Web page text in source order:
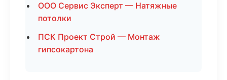
ООО Сервис Эксперт — Натяжные
потолки
ПСК Проект Строй — Монтаж
гипсокартона